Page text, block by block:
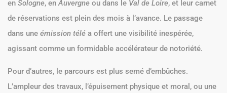
en Sologne, enAuvergne ou dans le Val de Loire, et leur carnet
de réservations est plein des mois à l’avance. Le passage
dans une émission télé a offert une visibilité inespérée,
agissant comme un formidable accélérateur de notoriété.
Pour d’autres, le parcours est plus semé d’embûches.
L’ampleur des travaux, l’épuisement physique et moral, ou une